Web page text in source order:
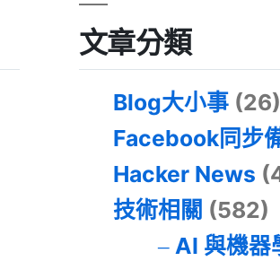
文章分類
Blog大小事 (26)
Facebook同步
Hacker News
技術相關 (582)
AI 與機器